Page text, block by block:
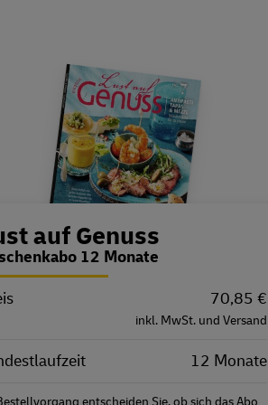
auf Genuss
12 Monate
70,85 €
inkl. MwSt. und Versand
12 Monate
entscheiden Sie, ob sich das Abo